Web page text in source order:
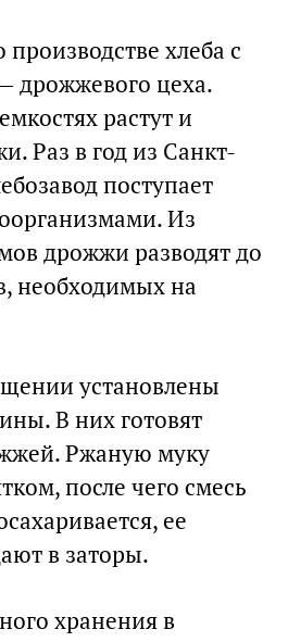
хлеба с
дрожжевого цеха.
растут и
Раз в год из Санкт-
поступает
Из
дрожжи разводят до
необходимых на
установлены
В них готовят
Ржаную муку
после чего смесь
ее
в заторы.
хранения в